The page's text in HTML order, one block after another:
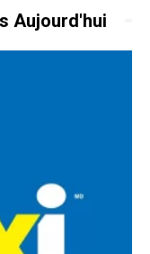
Aujourd'hui